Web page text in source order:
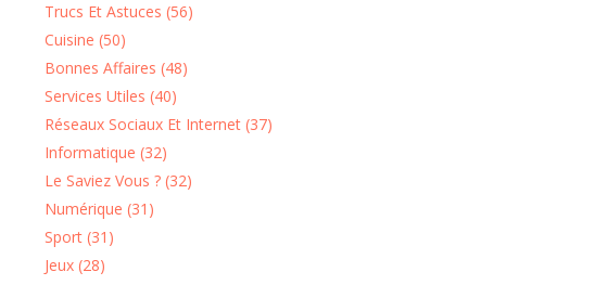
Trucs Et Astuces (56)
Cuisine (50)
Bonnes Affaires (48)
Services Utiles (40)
Réseaux Sociaux Et Internet (37)
Informatique (32)
Le Saviez Vous ? (32)
Numérique (31)
Sport (31)
Jeux (28)